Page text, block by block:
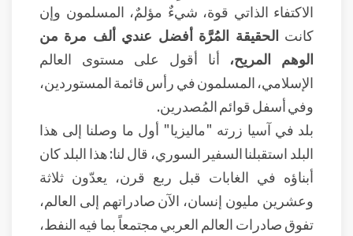
الاكتفاء الذاتي قوة، شيءٌ مؤلمٌ، المسلمون وإن
كانت الحقيقة المُرَّة أفضل عندي ألف مرة من
الوهم المريح، أنا أقول على مستوى العالم
الإسلامي، المسلمون في رأس قائمة المستوردين،
وفي أسفل قوائم المُصدرين.
بلد في آسيا زرته "ماليزيا" أول ما وصلنا إلى هذا
البلد استقبلنا السفير السوري، قال لنا: هذا البلد كان
أبناؤه في الغابات قبل ربع قرن، يعدّون ثلاثة
وعشرين مليون إنسان، الآن صادراتهم إلى العالم،
تفوق صادرات العالم العربي مجتمعاً بما فيه النفط،